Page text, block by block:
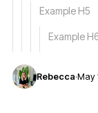
Example H5
Example
Rebecca·May